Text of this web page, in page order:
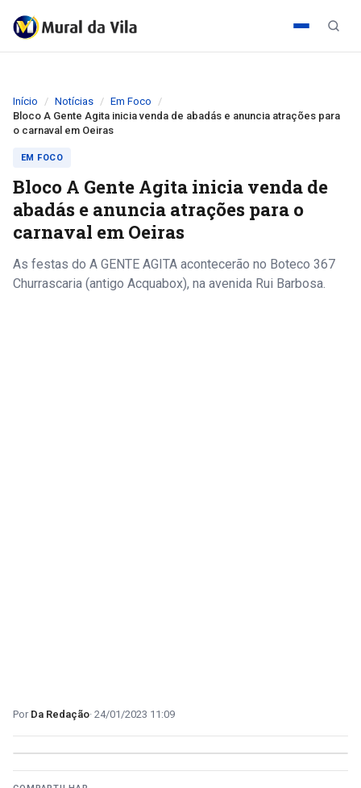
Início Notícias
Em Foco
Bloco A Gente Agita inicia venda de abadás e anuncia atrações para
o carnaval em Oeiras
EM FOCO
Bloco A Gente Agita inicia venda de
abadás e anuncia atrações para o
carnaval em Oeiras
As festas do A GENTE AGITA acontecerão no Boteco 367
Churrascaria (antigo Acquabox), na avenida Rui Barbosa.
Da Redação 24/01/2023 11:09